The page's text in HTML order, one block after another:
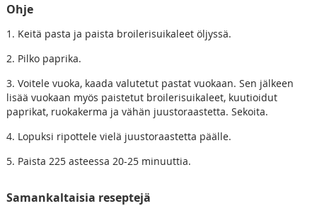
Ohje
1. Keitä pasta ja paista broilerisuikaleet öljyssä.
2. Pilko paprika.
3. Voitele vuoka, kaada valutetut pastat vuokaan. Sen jälkeen
lisää vuokaan myös paistetut broilerisuikaleet, kuutioidut
paprikat, ruokakerma ja vähän juustoraastetta. Sekoita.
4. Lopuksi ripottele vielä juustoraastetta päälle.
5. Paista 225 asteessa 20-25 minuuttia.
Samankaltaisia reseptejä